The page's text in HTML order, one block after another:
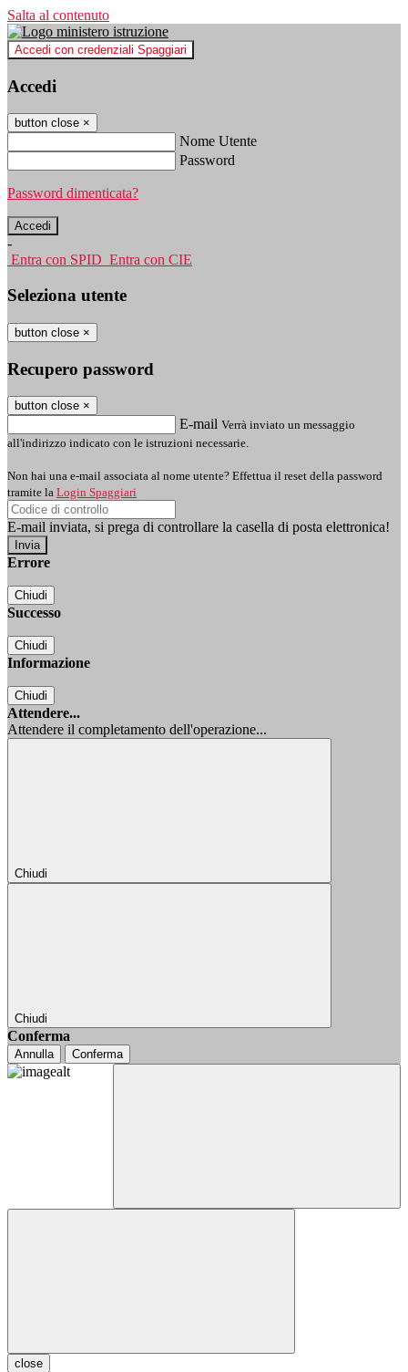
Salta al contenuto
Accedi con credenziali Spaggiari
Accedi
button close ×
Nome Utente
Password
Password dimenticata?
-
Entra con SPID Entra con CIE
Seleziona utente
button close ×
Recupero password
button close ×
E-mail Verrà inviato un messaggio
all'indirizzo indicato con le istruzioni necessarie.
Non hai una e-mail associata al nome utente? Effettua il reset della password
tramite la Login Spaggiari
E-mail inviata, si prega di controllare la casella di posta elettronica!
Errore
Chiudi
Successo
Chiudi
Informazione
Chiudi
Attendere...
Attendere il completamento dell'operazione...
Chiudi
Chiudi
Conferma
Annulla Conferma
close